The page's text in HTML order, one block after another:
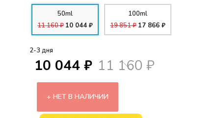
50ml
11 160 ₽ 10 044 ₽
100ml
19 851 ₽ 17 866 ₽
2-3 дня
10 044 ₽ 11 160 ₽
НЕТ В НАЛИЧИИ